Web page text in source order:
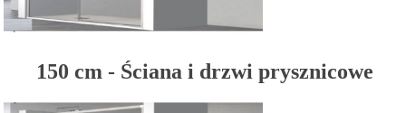
150 cm - Ściana i drzwi prysznicowe